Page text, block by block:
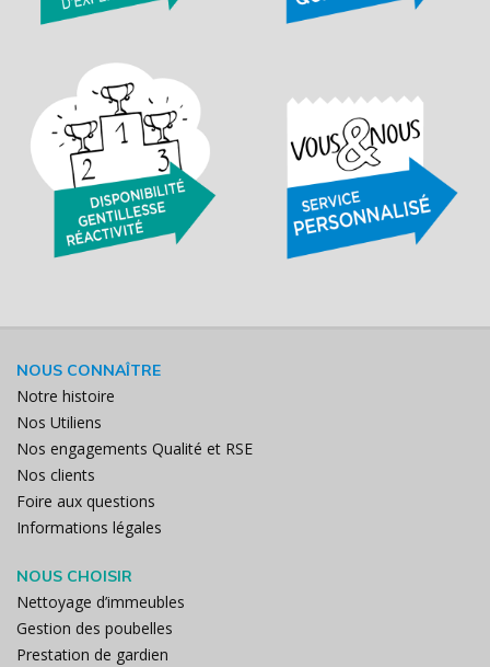
NOUS CONNAÎTRE
Notre histoire
Nos Utiliens
Nos engagements Qualité et RSE
Nos clients
Foire aux questions
Informations légales
NOUS CHOISIR
Nettoyage d’immeubles
Gestion des poubelles
Prestation de gardien